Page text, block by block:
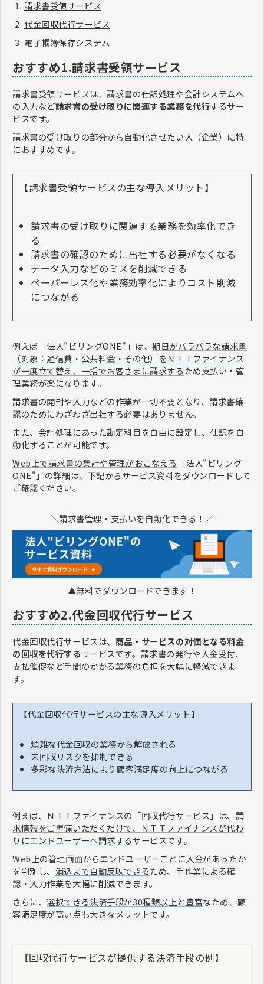
請求書受領サービス
代金回収代行サービス
電子帳簿保存システム
おすすめ1.請求書受領サービス
請求書受領サービスは、請求書の仕訳処理や会計システムへ
の入力など請求書の受け取りに関連する業務を代行するサー
ビスです。
請求書の受け取りの部分から自動化させたい人（企業）に特
におすすめです。
【請求書受領サービスの主な導入メリット】
請求書の受け取りに関連する業務を効率化でき
る
請求書の確認のために出社する必要がなくなる
データ入力などのミスを削減できる
ペーパーレス化や業務効率化によりコスト削減
につながる
例えば「法人"ビリングONE"」は、期日がバラバラな請求書
（対象：通信費・公共料金・その他）をＮＴＴファイナンス
が一度立て替え、一括でお客さまに請求するため支払い・管
理業務が楽になります。
請求書の開封や入力などの作業が一切不要となり、請求書確
認のためにわざわざ出社する必要はありません。
また、会計処理にあった勘定科目を自由に設定し、仕訳を自
動化することが可能です。
Web上で請求書の集計や管理がおこなえる 「法人"ビリング
ONE"」の詳細は、下記からサービス資料をダウンロードして
ご確認ください。
＼請求書管理・支払いを自動化できる！／
▲無料でダウンロードできます！
おすすめ2.代金回収代行サービス
代金回収代行サービスは、 商品・サービスの対価となる料金
の回収を代行するサービスです。請求書の発行や入金受付、
支払催促など手間のかかる業務の負担を大幅に軽減できま
す。
【代金回収代行サービスの主な導入メリット】
煩雑な代金回収の業務から解放される
未回収リスクを抑制できる
多彩な決済方法により顧客満足度の向上につながる
例えば、ＮＴＴファイナンスの「回収代行サービス」は、 請
求情報をご準備いただくだけで、ＮＴＴファイナンスが代わ
りにエンドユーザーへ請求するサービスです。
Web上の管理画面からエンドユーザーごとに入金があったか
を判別し、 消込まで自動反映できるため、手作業による確
認・入力作業を大幅に削減できます。
さらに、選択できる決済手段が30種類以上と豊富なため、顧
客満足度が高い点も大きなメリットです。
【回収代行サービスが提供する決済手段の例】